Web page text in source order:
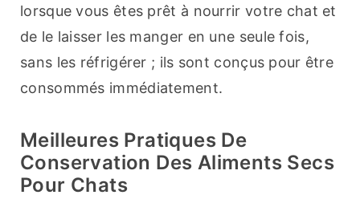
lorsque vous êtes prêt à nourrir votre chat et
de le laisser les manger en une seule fois,
sans les réfrigérer ; ils sont conçus pour être
consommés immédiatement.
Meilleures Pratiques De
Conservation Des Aliments Secs
Pour Chats